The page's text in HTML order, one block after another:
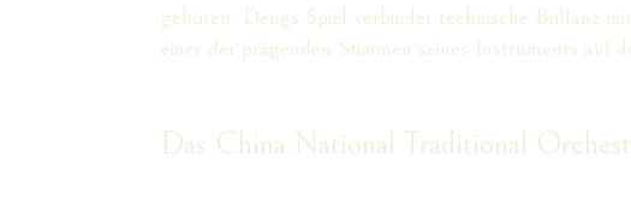
gehören. Dengs Spiel verbindet technische Brillanz
einer der prägenden Stimmen seines Instruments auf
Das China National Traditional